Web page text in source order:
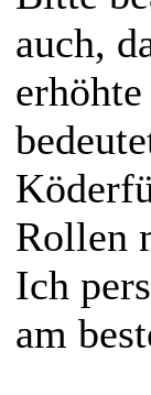
auch,
Rollen
Ich
am